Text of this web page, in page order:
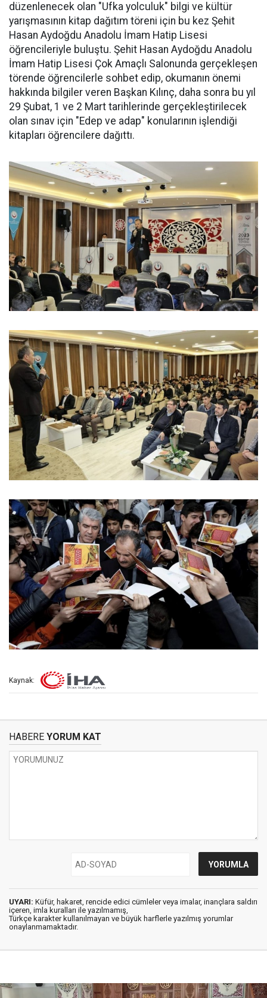
düzenlenecek olan "Ufka yolculuk" bilgi ve kültür
yarışmasının kitap dağıtım töreni için bu kez Şehit
Hasan Aydoğdu Anadolu İmam Hatip Lisesi
öğrencileriyle buluştu. Şehit Hasan Aydoğdu Anadolu
İmam Hatip Lisesi Çok Amaçlı Salonunda gerçekleşen
törende öğrencilerle sohbet edip, okumanın önemi
hakkında bilgiler veren Başkan Kılınç, daha sonra bu yıl
29 Şubat, 1 ve 2 Mart tarihlerinde gerçekleştirilecek
olan sınav için "Edep ve adap" konularının işlendiği
kitapları öğrencilere dağıttı.
Kaynak:
HABERE YORUM KAT
UYARI: Küfür, hakaret, rencide edici cümleler veya imalar, inançlara saldırı
içeren, imla kuralları ile yazılmamış,
Türkçe karakter kullanılmayan ve büyük harflerle yazılmış yorumlar
onaylanmamaktadır.